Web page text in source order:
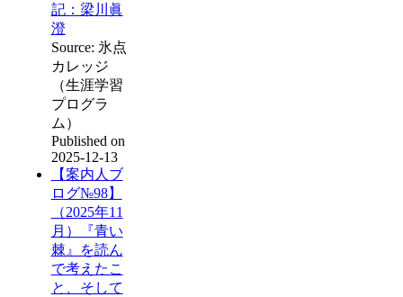
記：梁川眞
澄
Source: 氷点
カレッジ
（生涯学習
プログラ
ム）
Published on
2025-12-13
【案内人ブ
ログ№98】
（2025年11
月）『青い
棘』を読ん
で考えたこ
と、そして